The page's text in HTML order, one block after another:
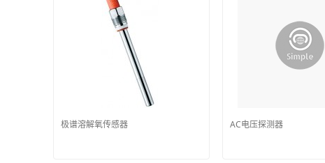
极谱溶解氧传感器 AC电压探测器